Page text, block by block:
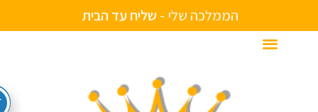
הממלכה שלי -שלי חעד הבי ת